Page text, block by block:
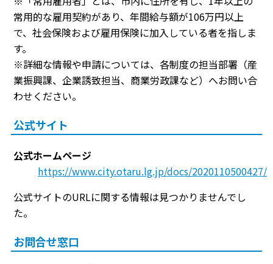
常用的な雇用契約があり、年間給与額が106万円以上
で、社会保険および雇用保険に加入している者を指しま
す。
※詳細な情報や申請については、各制度の担当部署（産
業振興課、企業誘致担当、商業労政課など）へお問い合
わせください。
公式サイト
公式ホームページ
https://www.city.otaru.lg.jp/docs/2020110500427/
公式サイトのURLに関する情報は見つかりませんでし
た。
お問合せ窓口